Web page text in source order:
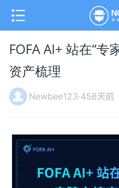
FOFA AI+ 站在“专
资产梳理
Newbee123·458天前